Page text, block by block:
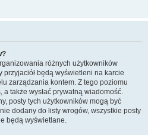
różnych użytkowników
będą wyświetleni na karcie
zarządzania kontem. Z tego poziomu
także wysłać prywatną wiadomość.
posty tych użytkowników mogą być
dodany do listy wrogów, wszystkie posty
będą wyświetlane.